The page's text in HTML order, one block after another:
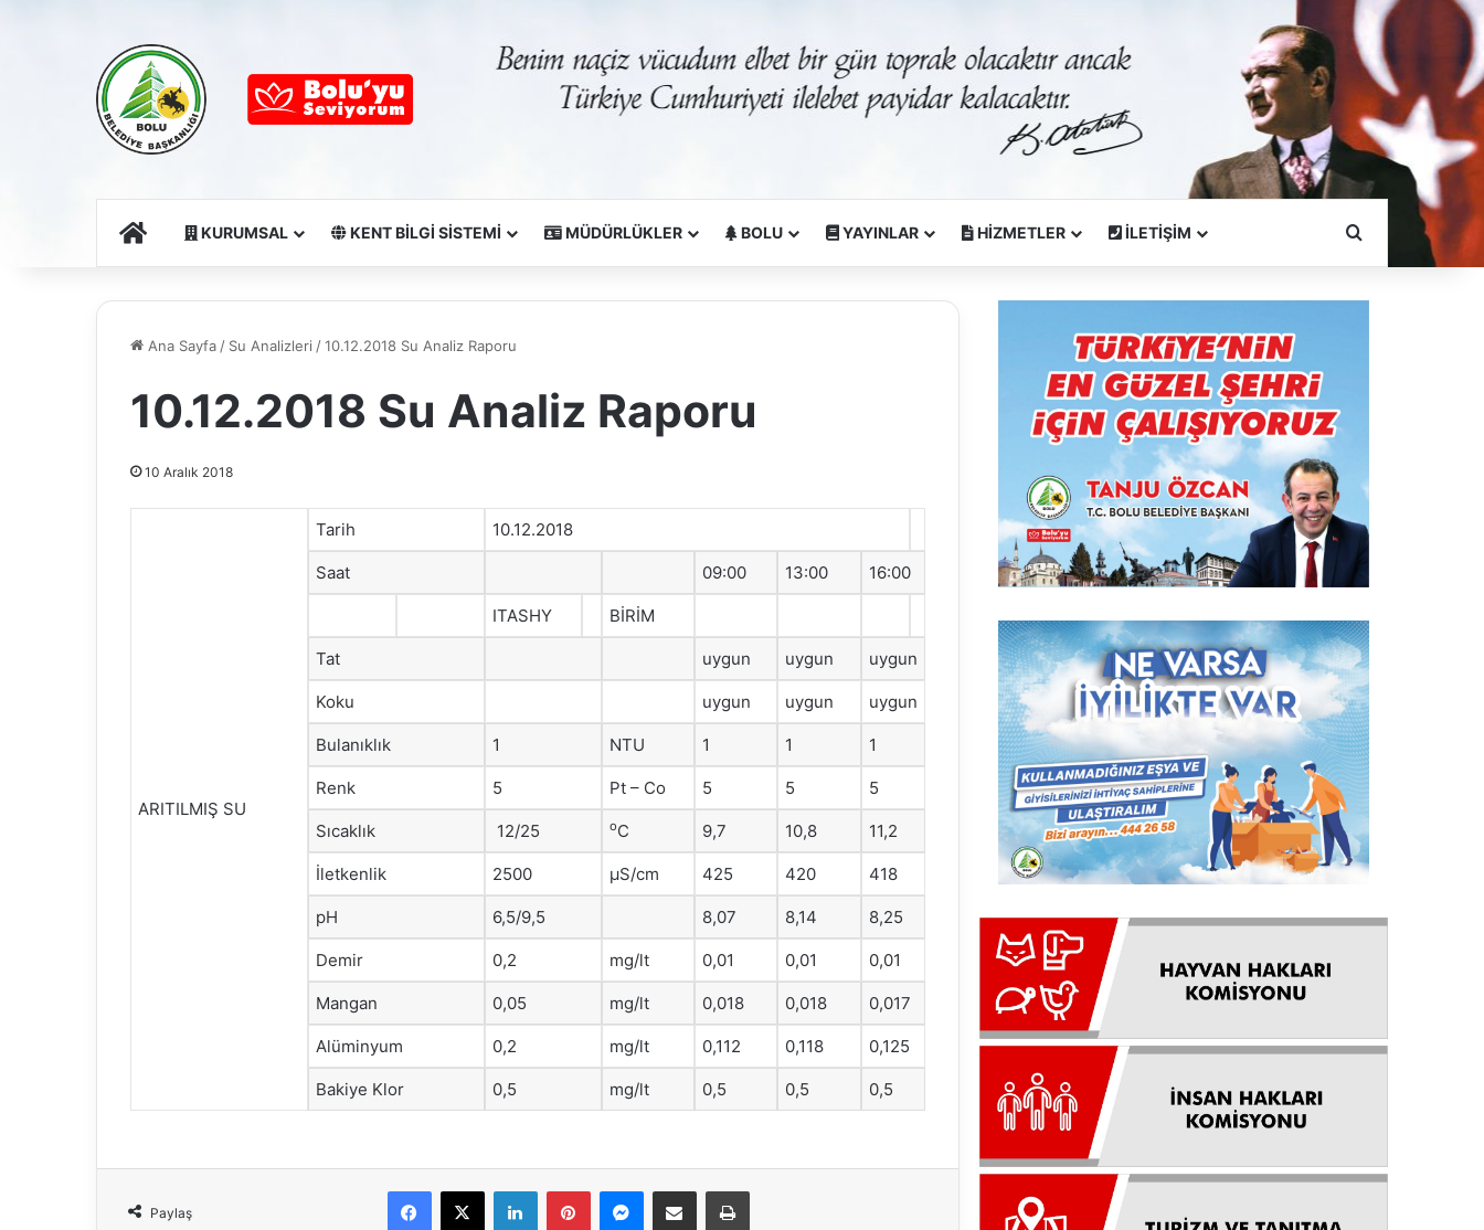
Ana SayfaKURUMSAL KENT BİLGİ SİSTEMİ MÜDÜRLÜKLER BOLU YAYINLAR HİZMETLER İLETİŞİM Arama Yapın
Ana Sayfa / Su Analizleri /10.12.2018 Su Analiz Raporu
10.12.2018 Su Analiz Raporu
10 Aralık 2018
ARITILMIŞ SU
Tarih 10.12.2018
Saat 09:00 13:00 16:00
ITASHY BİRİM
Tat uygun uygun uygun
Koku uygun uygun uygun
Bulanıklık 1 NTU 1 1 1
Renk 5 Pt – Co 5 5 5
Sıcaklık 12/25 oC 9,7 10,8 11,2
İletkenlik 2500 μS/cm 425 420 418
pH 6,5/9,5 8,07 8,14 8,25
Demir 0,2 mg/lt 0,01 0,01 0,01
Mangan 0,05 mg/lt 0,018 0,018 0,017
Alüminyum 0,2 mg/lt 0,112 0,118 0,125
Bakiye Klor 0,5 mg/lt 0,5 0,5 0,5
Paylaş
Facebook
X LinkedInPinterestMessenger
E-Mail ile paylaş Yazdır